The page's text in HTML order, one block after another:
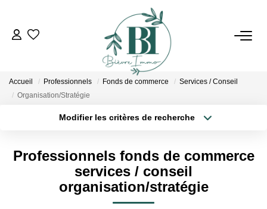
ACHETER
BIENS VENDUS
L'AGENCE
Accueil Professionnels Fonds de commerce
Services / Conseil
Organisation/Stratégie
Modifier les critères de recherche
Plus de critères Créer une alerte
Professionnels fonds de commerce
services / conseil
organisation/stratégie